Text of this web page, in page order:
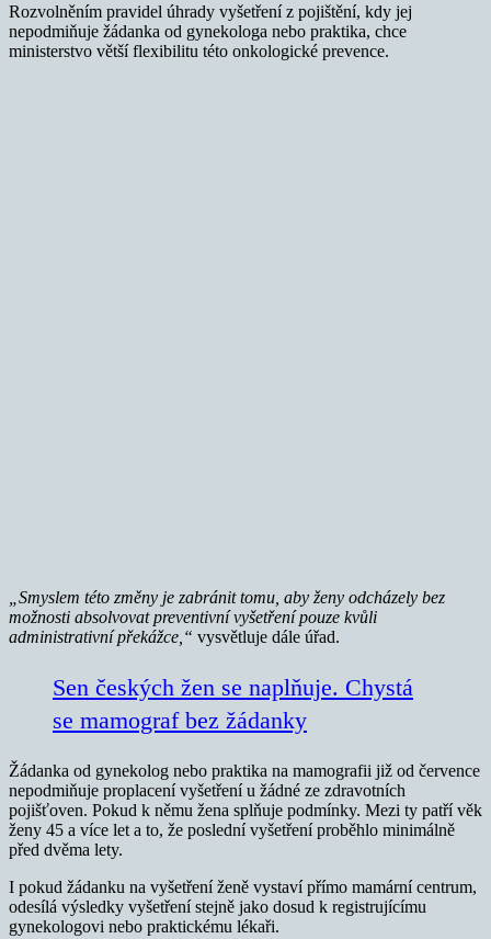
Rozvolněním pravidel úhrady vyšetření z pojištění, kdy jej
nepodmiňuje žádanka od gynekologa nebo praktika, chce
ministerstvo větší flexibilitu této onkologické prevence.
„Smyslem této změny je zabránit tomu, aby ženy odcházely bez
možnosti absolvovat preventivní vyšetření pouze kvůli
administrativní překážce,“ vysvětluje dále úřad.
Sen českých žen se naplňuje. Chystá
se mamograf bez žádanky
Žádanka od gynekolog nebo praktika na mamografii již od července
nepodmiňuje proplacení vyšetření u žádné ze zdravotních
pojišťoven. Pokud k němu žena splňuje podmínky. Mezi ty patří věk
ženy 45 a více let a to, že poslední vyšetření proběhlo minimálně
před dvěma lety.
I pokud žádanku na vyšetření ženě vystaví přímo mamární centrum,
odesílá výsledky vyšetření stejně jako dosud k registrujícímu
gynekologovi nebo praktickému lékaři.